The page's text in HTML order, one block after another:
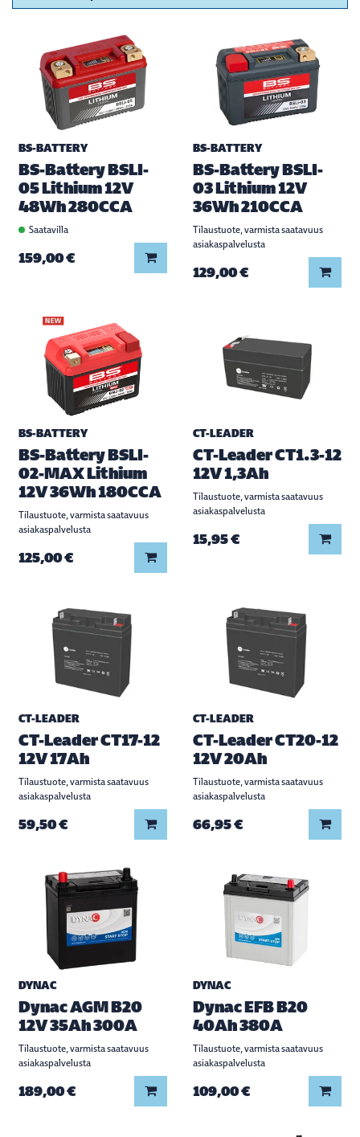
BS-BATTERY
BS-Battery BSLI-
05 Lithium 12V
48Wh 280CCA
Saatavilla
159,00 € Lisää koriin
BS-BATTERY
BS-Battery BSLI-
03 Lithium 12V
36Wh 210CCA
Tilaustuote, varmista saatavuus
asiakaspalvelusta
129,00 €
BS-BATTERY
BS-Battery BSLI-
02-MAX Lithium
12V 36Wh 180CCA
Tilaustuote, varmista saatavuus
asiakaspalvelusta
125,00 € Lisää koriin
CT-LEADER
CT-Leader CT1.3-12
12V 1,3Ah
Tilaustuote, varmista saatavuus
asiakaspalvelusta
15,95 €
CT-LEADER
CT-Leader CT17-12
12V 17Ah
Tilaustuote, varmista saatavuus
asiakaspalvelusta
59,50 € Lisää koriin
CT-LEADER
CT-Leader CT20-12
12V 20Ah
Tilaustuote, varmista saatavuus
asiakaspalvelusta
66,95 €
DYNAC
Dynac AGM B20
12V 35Ah 300A
Tilaustuote, varmista saatavuus
asiakaspalvelusta
189,00 € Lisää koriin
DYNAC
Dynac EFB B20
40Ah 380A
Tilaustuote, varmista saatavuus
asiakaspalvelusta
109,00 €